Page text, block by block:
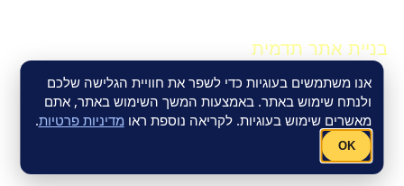
אנו משתמשים בעוגיות כדי לשפר את חוויית הגלישה שלכם
ולנתח שימוש באתר. באמצעות המשך השימוש באתר, אתם
מאשרים שימוש בעוגיות. לקריאה נוספת ראו מדיניות פרטיות.
OK
בניית אתר תדמית